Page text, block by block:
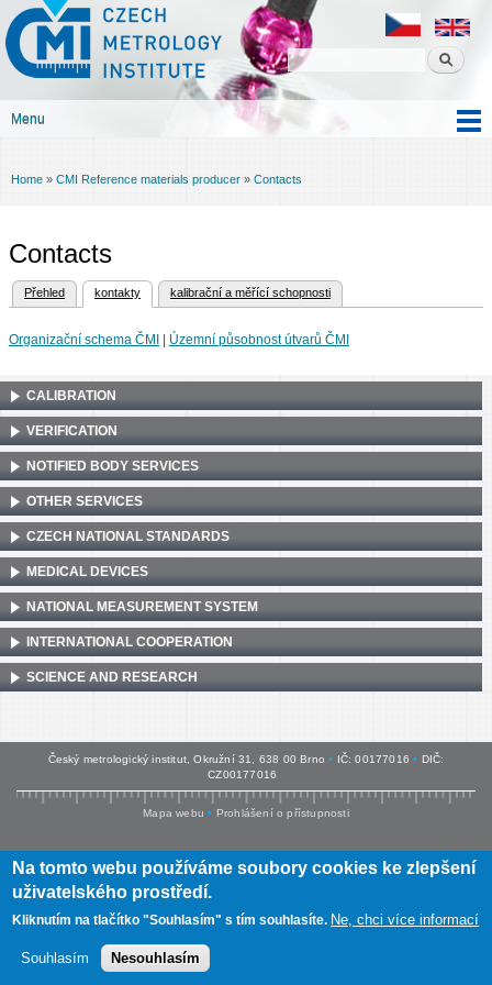
content
Czech
metrology
institute
Menu
You are here
Home » CMI Reference materials producer » Contacts
Contacts
Primary tabs
Přehled kontakty
(active tab) kalibrační a měřící schopnosti
Organizační schema ČMI Územní působnost útvarů ČMI
CALIBRATION
VERIFICATION
NOTIFIED BODY SERVICES
OTHER SERVICES
CZECH NATIONAL STANDARDS
MEDICAL DEVICES
NATIONAL MEASUREMENT SYSTEM
INTERNATIONAL COOPERATION
SCIENCE AND RESEARCH
Český metrologický institut, Okružní 31, 638 00 Brno • IČ: 00177016 • DIČ:
CZ00177016
Mapa webu • Prohlášení o přístupnosti
Na tomto webu používáme soubory cookies ke zlepšení
uživatelského prostředí.
Kliknutím na tlačítko "Souhlasím" s tím souhlasíte. Ne, chci více informací
Souhlasím Nesouhlasím